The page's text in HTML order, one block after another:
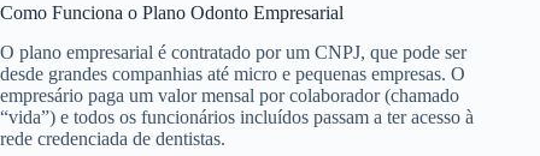
Como Funciona o Plano Odonto Empresarial
O plano empresarial é contratado por um CNPJ, que pode ser
desde grandes companhias até micro e pequenas empresas. O
empresário paga um valor mensal por colaborador (chamado
“vida”) e todos os funcionários incluídos passam a ter acesso à
rede credenciada de dentistas.